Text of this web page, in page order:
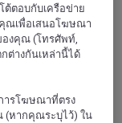
ตอบกับเครือข่าย
คุณเพื่อเสนอโฆษณา
งคุณ (โทรศัพท์,
ต่างกันเหล่านี้ได้
ารโฆษณาที่ตรง
(หากคุณระบุไว้) ใน